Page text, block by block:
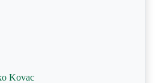
Kovac